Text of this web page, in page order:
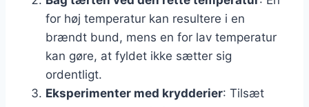
for høj temperatur kan resultere i en
brændt bund, mens en for lav temperatur
kan gøre, at fyldet ikke sætter sig
ordentligt.
Eksperimenter med krydderier: Tilsæt